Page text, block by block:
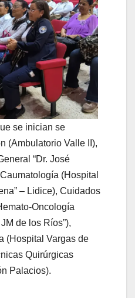
se inician se
(Ambulatorio Valle II),
“Dr. José
(Hospital
– Lidice), Cuidados
Oncología
de los Ríos”),
(Hospital Vargas de
Quirúrgicas
Palacios).